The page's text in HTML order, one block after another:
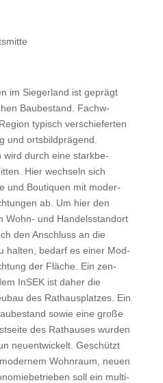
im Siegerland ist geprägt
Baube­stand. Fach­w­
typ­isch ver­schiefer­ten
und orts­bild­prä­gend.
wird durch eine stark­be­
Hier wech­seln sich
und Bou­tiquen mit mod­er­
ab. Um hier den
Wohn- und Han­dels­stan­dort
den Anschluss an die
hal­ten, bedarf es ein­er Mod­
der Fläche. Ein zen­
InSEK ist daher die
des Rathaus­platzes. Ein
sowie eine große
des Rathaus­es wur­den
neuen­twick­elt. Geschützt
Wohn­raum, neuen
soll ein mul­ti­